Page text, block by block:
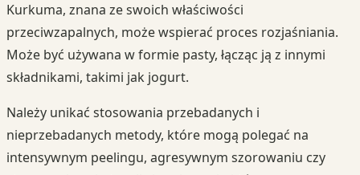
Kurkuma, znana ze swoich właściwości
przeciwzapalnych, może wspierać proces rozjaśniania.
Może być używana w formie pasty, łącząc ją z innymi
składnikami, takimi jak jogurt.
Należy unikać stosowania przebadanych i
nieprzebadanych metody, które mogą polegać na
intensywnym peelingu, agresywnym szorowaniu czy